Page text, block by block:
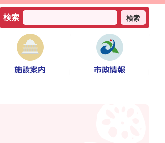
検索 検索
施設案内 市政情報